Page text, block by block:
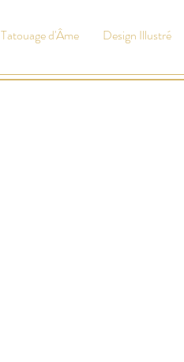
Tatouage d'Âme Design Illustré